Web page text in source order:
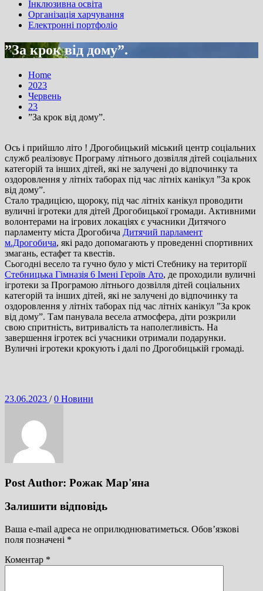
Інклюзивна освіта
Організація харчування
Електронні портфоліо
”За крок від дому”.
Home
2023
Червень
23
”За крок від дому”.
Ось і прийшло літо ! Дрогобицький міський центр соціальних
служб реалізовує Програму літнього дозвілля дітей соціальних
категорій та інших дітей, які не залучені до відпочинку та
оздоровлення у літніх таборах під час літніх канікул ”За крок
від дому”.
Стало традицією, щороку, під час літніх канікул проводити
вуличні ігротеки для дітей Дрогобицької громади. Активними
волонтерами на ігрових локаціях є учасники Дитячого
парламенту міста Дрогобича Дитячий парламент
м.Дрогобича, які радо допомагають у проведенні спортивних
змагань, естафет та квестів.
Сьогодні весело та гучно було у місті Стебнику на території
Стебницька Гімназія 6 Імені Героїв Ато, де проходили вуличні
ігротеки за Програмою літнього дозвілля дітей соціальних
категорій та інших дітей, які не залучені до відпочинку та
оздоровлення у літніх таборах під час літніх канікул ”За крок
від дому”. Там панувала весела атмосфера, діти розкрили
свою спритність, витривалість та наполегливість. На
завершення ігротек всі учасники отримали подарунки.
Вуличні ігротеки крокують і далі по Дрогобицькій громаді.
Posted
23.06.2023 / 0 Categories
Новини
Post Author: Рожак Мар'яна
Залишити відповідь
Ваша e-mail адреса не оприлюднюватиметься. Обов’язкові
поля позначені *
Коментар *